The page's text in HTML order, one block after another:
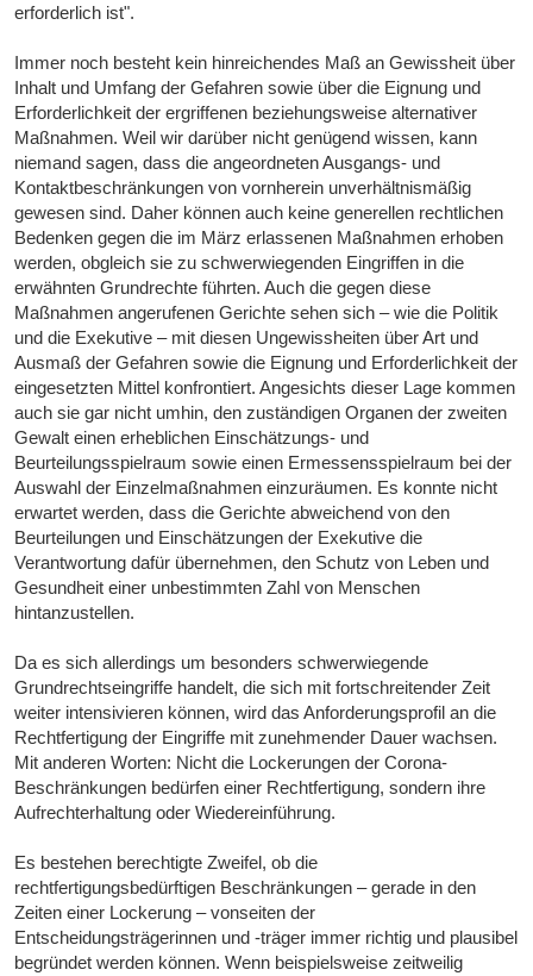
erforderlich ist".
Immer noch besteht kein hinreichendes Maß an Gewissheit über
Inhalt und Umfang der Gefahren sowie über die Eignung und
Erforderlichkeit der ergriffenen beziehungsweise alternativer
Maßnahmen. Weil wir darüber nicht genügend wissen, kann
niemand sagen, dass die angeordneten Ausgangs- und
Kontaktbeschränkungen von vornherein unverhältnismäßig
gewesen sind. Daher können auch keine generellen rechtlichen
Bedenken gegen die im März erlassenen Maßnahmen erhoben
werden, obgleich sie zu schwerwiegenden Eingriffen in die
erwähnten Grundrechte führten. Auch die gegen diese
Maßnahmen angerufenen Gerichte sehen sich – wie die Politik
und die Exekutive – mit diesen Ungewissheiten über Art und
Ausmaß der Gefahren sowie die Eignung und Erforderlichkeit der
eingesetzten Mittel konfrontiert. Angesichts dieser Lage kommen
auch sie gar nicht umhin, den zuständigen Organen der zweiten
Gewalt einen erheblichen Einschätzungs- und
Beurteilungsspielraum sowie einen Ermessensspielraum bei der
Auswahl der Einzelmaßnahmen einzuräumen. Es konnte nicht
erwartet werden, dass die Gerichte abweichend von den
Beurteilungen und Einschätzungen der Exekutive die
Verantwortung dafür übernehmen, den Schutz von Leben und
Gesundheit einer unbestimmten Zahl von Menschen
hintanzustellen.
Da es sich allerdings um besonders schwerwiegende
Grundrechtseingriffe handelt, die sich mit fortschreitender Zeit
weiter intensivieren können, wird das Anforderungsprofil an die
Rechtfertigung der Eingriffe mit zunehmender Dauer wachsen.
Mit anderen Worten: Nicht die Lockerungen der Corona-
Beschränkungen bedürfen einer Rechtfertigung, sondern ihre
Aufrechterhaltung oder Wiedereinführung.
Es bestehen berechtigte Zweifel, ob die
rechtfertigungsbedürftigen Beschränkungen – gerade in den
Zeiten einer Lockerung – vonseiten der
Entscheidungsträgerinnen und -träger immer richtig und plausibel
begründet werden können. Wenn beispielsweise zeitweilig